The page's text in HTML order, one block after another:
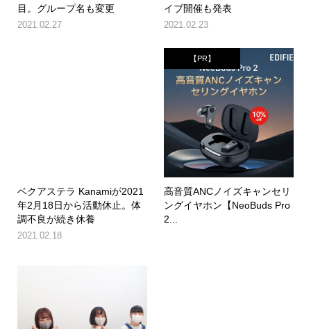
目。グループ名も変更
2021.02.27
イブ開催も発表
2021.02.23
ベクアステラ Kanamiが2021
年2月18日から活動休止。体
調不良が続き休養
2021.02.18
【PR】
高音質ANCノイズキャンセリ
ングイヤホン【NeoBuds Pro
2...